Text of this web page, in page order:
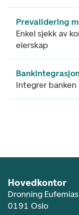
Prevalidering
Enkel sjekk av
eierskap
Integrer
Hovedkontor
Dronning
0191 Oslo